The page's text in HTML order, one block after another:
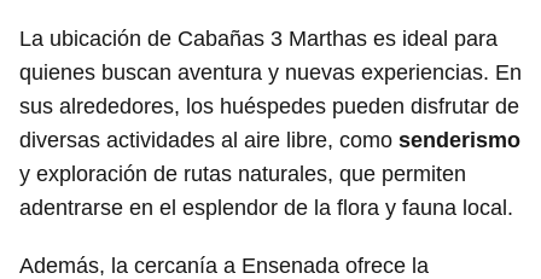
La ubicación de Cabañas 3 Marthas es ideal para
quienes buscan aventura y nuevas experiencias. En
sus alrededores, los huéspedes pueden disfrutar de
diversas actividades al aire libre, como senderismo
y exploración de rutas naturales, que permiten
adentrarse en el esplendor de la flora y fauna local.
Además, la cercanía a Ensenada ofrece la